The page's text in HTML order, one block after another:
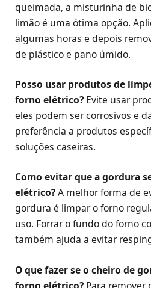
queimada, a misturinha de
limão é uma ótima opção.
algumas horas e depois
de plástico e pano úmido.
Posso usar produtos de
forno elétrico? Evite usar
eles podem ser corrosivos e
preferência a produtos
soluções caseiras.
Como evitar que a gordura
elétrico?A melhor forma de
gordura é limpar o forno
uso. Forrar o fundo do forno
também ajuda a evitar
O que fazer se o cheiro de
forno elétrico? Para remover